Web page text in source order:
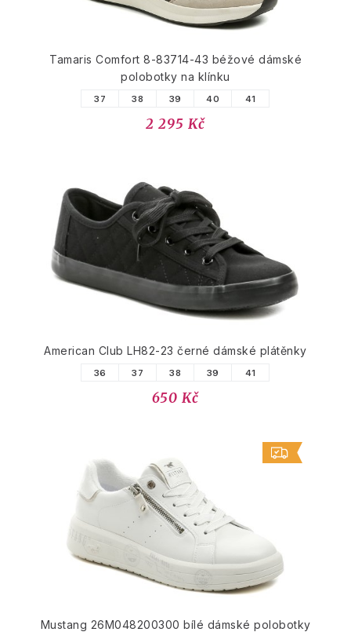
Tamaris Comfort 8-83714-43 béžové dámské
polobotky na klínku
37 38 39 40 41
2 295 Kč
American Club LH82-23 černé dámské plátěnky
36 37 38 39 41
650 Kč
Mustang 26M048200300 bílé dámské polobotky